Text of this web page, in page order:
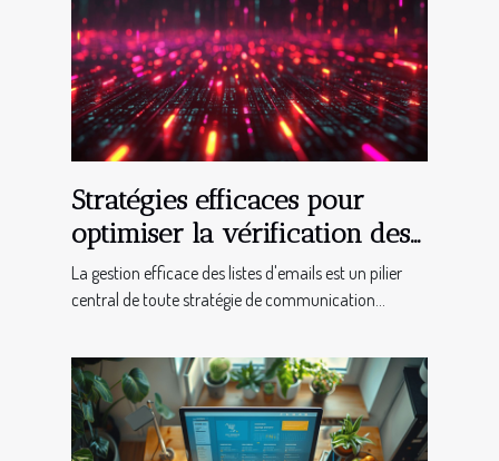
Stratégies efficaces pour
optimiser la vérification des
listes d'emails
La gestion efficace des listes d'emails est un pilier
central de toute stratégie de communication...